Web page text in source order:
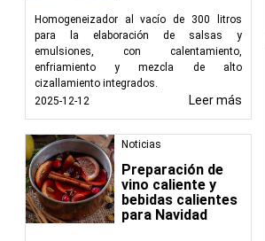
Homogeneizador al vacío de 300 litros
para la elaboración de salsas y
emulsiones, con calentamiento,
enfriamiento y mezcla de alto
cizallamiento integrados.
2025-12-12
Leer más
Noticias
Preparación de
vino caliente y
bebidas calientes
para Navidad